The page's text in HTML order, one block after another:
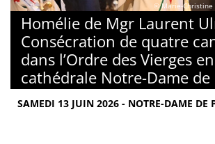
© Marie-Christine
Homélie de Mgr Laurent
Consécration de quatre
dans l’Ordre des Vierges
cathédrale Notre-Dame de
SAMEDI 13 JUIN 2026 - NOTRE-DAME DE